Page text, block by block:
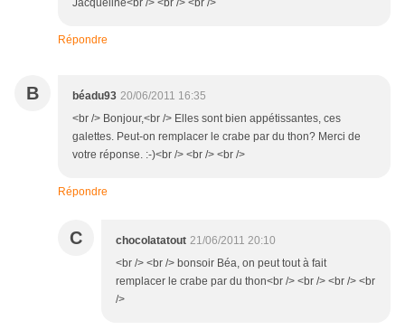
Jacqueline<br /> <br /> <br />
Répondre
B béadu93 20/06/2011 16:35
<br /> Bonjour,<br /> Elles sont bien appétissantes, ces
galettes. Peut-on remplacer le crabe par du thon? Merci de
votre réponse. :-)<br /> <br /> <br />
Répondre
C chocolatatout 21/06/2011 20:10
<br /> <br /> bonsoir Béa, on peut tout à fait
remplacer le crabe par du thon<br /> <br /> <br /> <br
/>